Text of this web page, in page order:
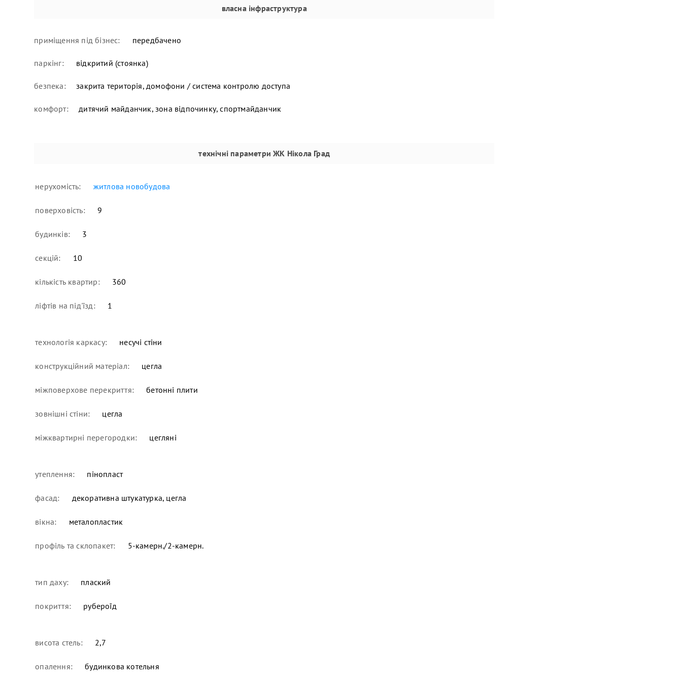
власна інфраструктура
приміщення під бізнес: передбачено
паркінг: відкритий (стоянка)
безпека: закрита територія, домофони / система контролю доступа
комфорт: дитячий майданчик, зона відпочинку, спортмайданчик
технічні параметри ЖК Нікола Град
нерухомість: житлова новобудова
поверховість: 9
будинків: 3
секцій: 10
кількість квартир: 360
ліфтів на під'їзд: 1
технологія каркасу: несучі стіни
конструкційний матеріал: цегла
міжповерхове перекриття: бетонні плити
зовнішні стіни: цегла
міжквартирні перегородки: цегляні
утеплення: пінопласт
фасад: декоративна штукатурка, цегла
вікна: металопластик
профіль та склопакет: 5-камерн./2-камерн.
тип даху: плаский
покриття: рубероїд
висота стель: 2,7
опалення: будинкова котельня